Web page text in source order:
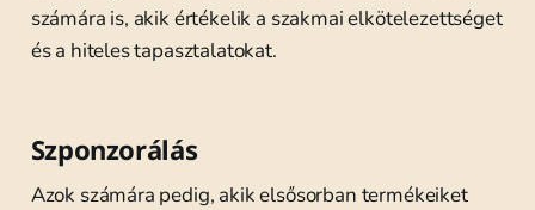
számára is, akik értékelik a szakmai elkötelezettséget
és a hiteles tapasztalatokat.
Szponzorálás
Azok számára pedig, akik elsősorban termékeiket